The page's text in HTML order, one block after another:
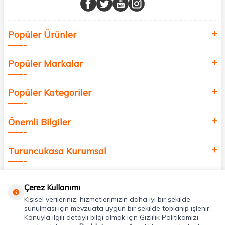
Sağlık, güzellik ve iyi yaşam için aradığınız her şey burada!
değer katmak için bize katılın!
Popüler Ürünler
Popüler Markalar
Popüler Kategoriler
Önemli Bilgiler
Turuncukasa Kurumsal
Uygulamalarımız
Çerez Kullanımı
Kişisel verileriniz, hizmetlerimizin daha iyi bir şekilde
sunulması için mevzuata uygun bir şekilde toplanıp işlenir.
Konuyla ilgili detaylı bilgi almak için Gizlilik Politikamızı